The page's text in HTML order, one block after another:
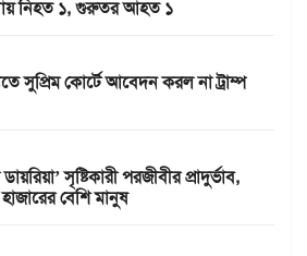
নিহত ১, গুরুতর আহত ১
সুপ্রিম কোর্টে আবেদন করল না ট্রাম্প
সৃষ্টিকারী পরজীবীর প্রাদুর্ভাব,
বেশি মানুষ